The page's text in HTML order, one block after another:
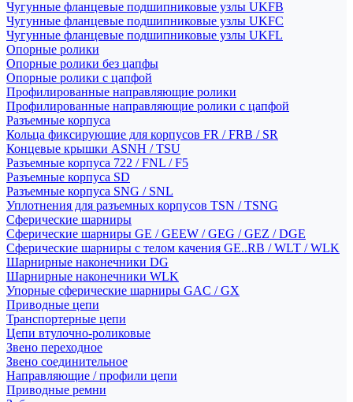
Чугунные фланцевые подшипниковые узлы UKFB
Чугунные фланцевые подшипниковые узлы UKFC
Чугунные фланцевые подшипниковые узлы UKFL
Опорные ролики
Опорные ролики без цапфы
Опорные ролики с цапфой
Профилированные направляющие ролики
Профилированные направляющие ролики с цапфой
Разъемные корпуса
Кольца фиксирующие для корпусов FR / FRB / SR
Концевые крышки ASNH / TSU
Разъемные корпуса 722 / FNL / F5
Разъемные корпуса SD
Разъемные корпуса SNG / SNL
Уплотнения для разъемных корпусов TSN / TSNG
Сферические шарниры
Сферические шарниры GE / GEEW / GEG / GEZ / DGE
Сферические шарниры с телом качения GE..RB / WLT / WLK
Шарнирные наконечники DG
Шарнирные наконечники WLK
Упорные сферические шарниры GAC / GX
Приводные цепи
Транспортерные цепи
Цепи втулочно-роликовые
Звено переходное
Звено соединительное
Направляющие / профили цепи
Приводные ремни